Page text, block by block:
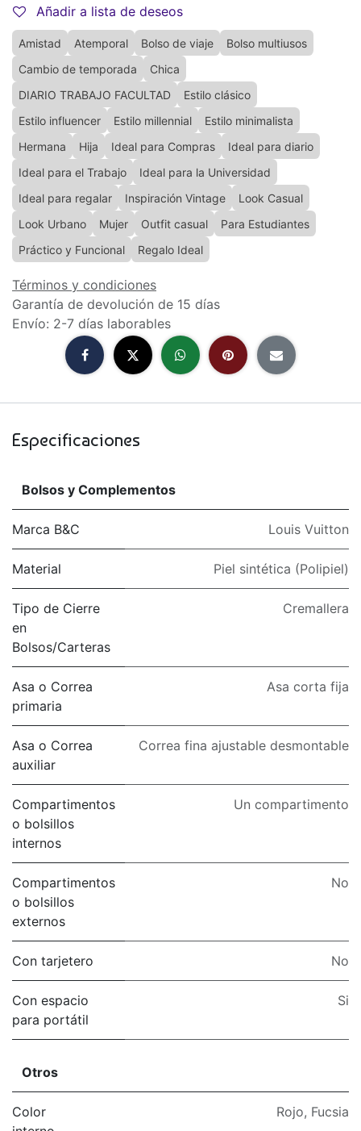
Añadir a lista de deseos
Amistad Atemporal Bolso de viaje
Bolso multiusos
Cambio de temporada
Chica
DIARIO TRABAJO FACULTAD
Estilo clásico
Estilo influencer
Estilo millennial
Estilo minimalista
Hermana
Hija Ideal para Compras
Ideal para diario
Ideal para el Trabajo
Ideal para la Universidad
Ideal para regalar
Inspiración Vintage
Look Casual
Look Urbano
Mujer Outfit casual
Para Estudiantes
Práctico y Funcional
Regalo Ideal
Términos y condiciones
Garantía de devolución de 15 días
Envío: 2-7 días laborables
Especificaciones
Bolsos y Complementos
Marca B&C Louis Vuitton
Material Piel sintética (Polipiel)
Tipo de Cierre
en
Bolsos/Carteras
Cremallera
Asa o Correa
primaria
Asa corta fija
Asa o Correa
auxiliar
Correa fina ajustable desmontable
Compartimentos
o bolsillos
internos
Un compartimento
Compartimentos
o bolsillos
externos
No
Con tarjetero No
Con espacio
para portátil
Si
Otros
Color
Rojo, Fucsia